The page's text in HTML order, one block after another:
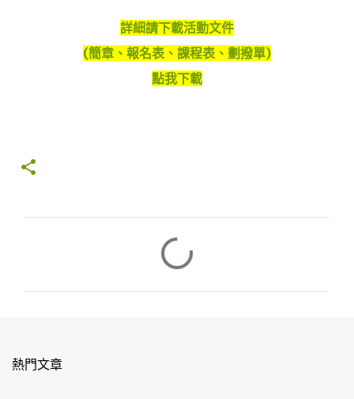
詳細請下載活動文件
(簡章、報名表、課程表、劃撥單)
點我下載
熱門文章